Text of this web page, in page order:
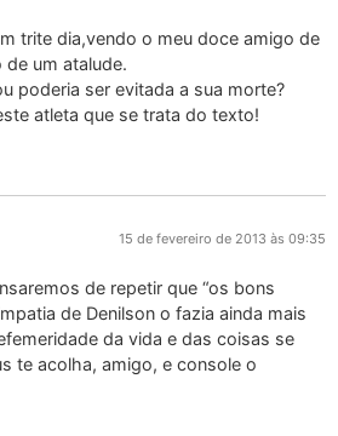
trite dia,vendo o meu doce amigo de
de um atalude.
poderia ser evitada a sua morte?
atleta que se trata do texto!
15 de fevereiro de 2013 às 09:35
de repetir que “os bons
de Denilson o fazia ainda mais
da vida e das coisas se
te acolha, amigo, e console o